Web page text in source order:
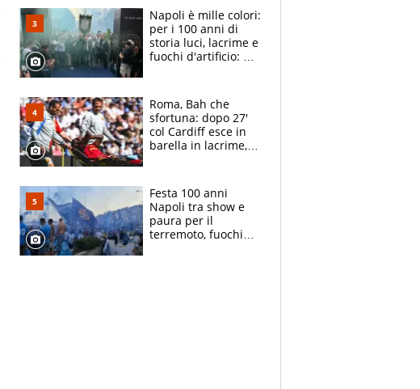
bigliettini
Napoli è mille colori:
per i 100 anni di
storia luci, lacrime e
fuochi d'artificio: De
Roma, Bah che
sfortuna: dopo 27'
col Cardiff esce in
barella in lacrime,
prendono 3 gol in
45'
Festa 100 anni
Napoli tra show e
paura per il
terremoto, fuochi